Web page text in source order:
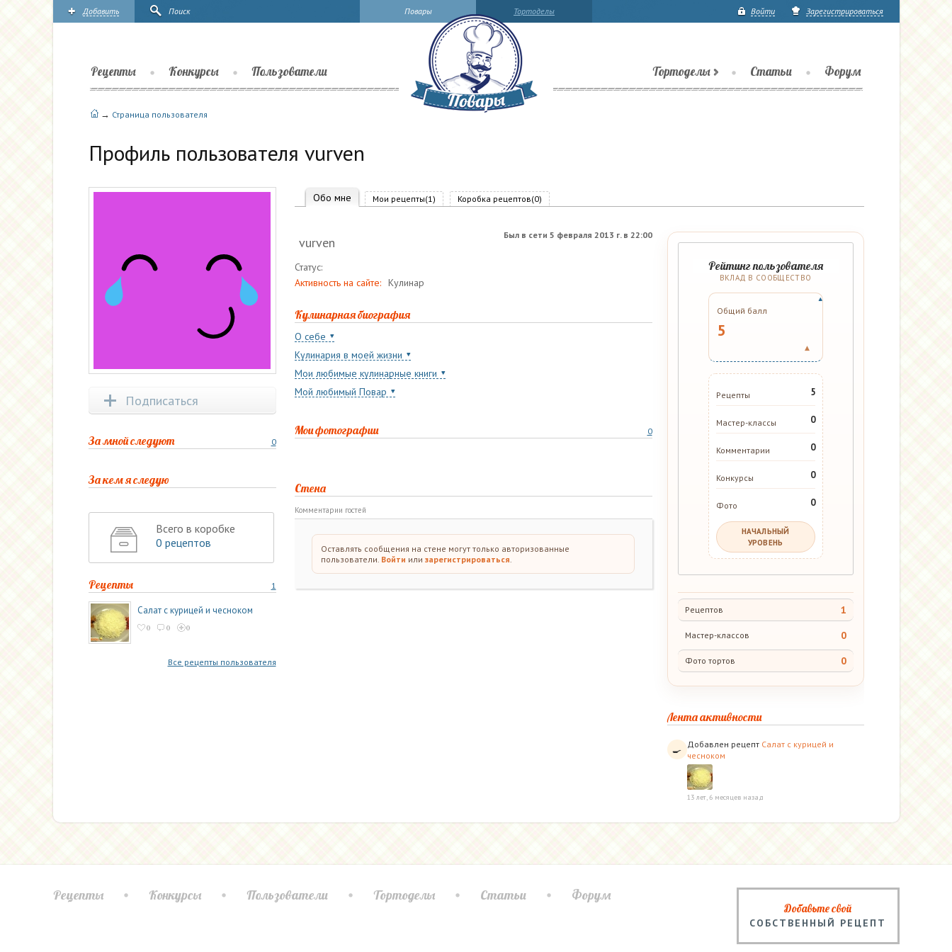
Тортоделы
Повары Войти Зарегистрироваться
Добавить Поиск
Тортоделы Статьи Форум
Рецепты Конкурсы Пользователи
→ Страница пользователя
Профиль пользователя vurven
Обо мне Мои рецепты(1) Коробка рецептов(0)
vurven Был в сети 5 февраля 2013 г. в 22:00
Статус:
Активность на сайте: Кулинар
Кулинарная биография
О себе
Кулинария в моей жизни
Мои любимые кулинарные книги
Мой любимый Повар
0
Мои фотографии
Стена
Комментарии гостей
Оставлять сообщения на стене могут только авторизованные
пользователи. Войти или зарегистрироваться.
Рейтинг пользователя
ВКЛАД В СООБЩЕСТВО
Общий балл
5
▾
Рецепты 5
Мастер-классы 0
Комментарии 0
Конкурсы 0
Фото 0
НАЧАЛЬНЫЙ
УРОВЕНЬ
Рецептов 1
Мастер-классов 0
Фото тортов 0
Лента активности
🍳 Добавлен рецепт Салат с курицей и
чесноком
13 лет, 6 месяцев назад
Подписаться
0
За мной следуют
За кем я следую
Всего в коробке
0 рецептов
1
Рецепты
Салат с курицей и чесноком
0 0 0
Все рецепты пользователя
Добавьте свой
СОБСТВЕННЫЙ РЕЦЕПТ
Рецепты Конкурсы Пользователи Тортоделы Статьи Форум